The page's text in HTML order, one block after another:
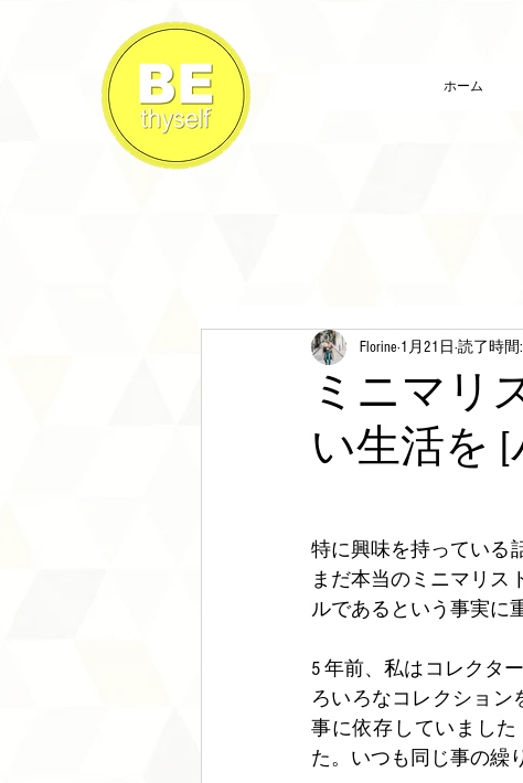
ホーム
ミニマリ
い生活を [
Florine 1月21日 読了時間
翻訳　
特に興味を持っている
まだ本当のミニマリス
ルであるという事実に
5 年前、私はコレクタ
ろいろなコレクション
事に依存していまし
た。いつも同じ事の繰